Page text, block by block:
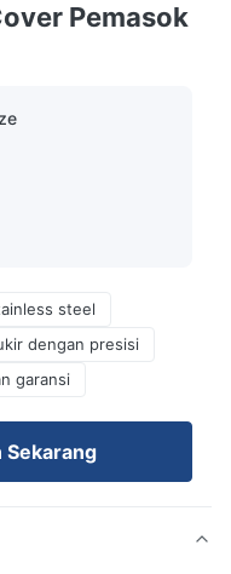
Pemasok
steel
dengan presisi
garansi
Sekarang